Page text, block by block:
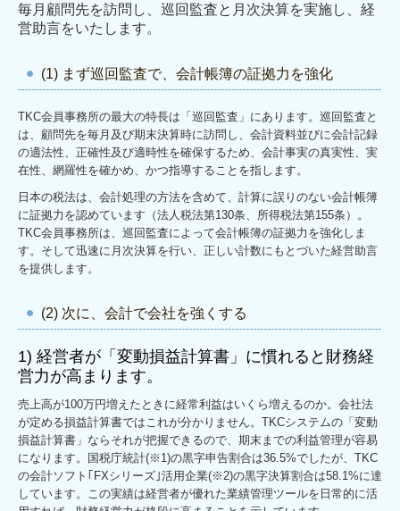
毎月顧問先を訪問し、巡回監査と月次決算を実施し、経
営助言をいたします。
(1) まず巡回監査で、会計帳簿の証拠力を強化
TKC会員事務所の最大の特長は「巡回監査」にあります。巡回監査と
は、顧問先を毎月及び期末決算時に訪問し、会計資料並びに会計記録
の適法性、正確性及び適時性を確保するため、会計事実の真実性、実
在性、網羅性を確かめ、かつ指導することを指します。
日本の税法は、会計処理の方法を含めて、計算に誤りのない会計帳簿
に証拠力を認めています（法人税法第130条、所得税法第155条）。
TKC会員事務所は、巡回監査によって会計帳簿の証拠力を強化しま
す。そして迅速に月次決算を行い、正しい計数にもとづいた経営助言
を提供します。
(2) 次に、会計で会社を強くする
1) 経営者が「変動損益計算書」に慣れると財務経
営力が高まります。
売上高が100万円増えたときに経常利益はいくら増えるのか。会社法
が定める損益計算書ではこれが分かりません。TKCシステムの「変動
損益計算書」ならそれが把握できるので、期末までの利益管理が容易
になります。国税庁統計(※1)の黒字申告割合は36.5%でしたが、TKC
の会計ソフト｢FXシリーズ｣活用企業(※2)の黒字決算割合は58.1%に達
しています。この実績は経営者が優れた業績管理ツールを日常的に活